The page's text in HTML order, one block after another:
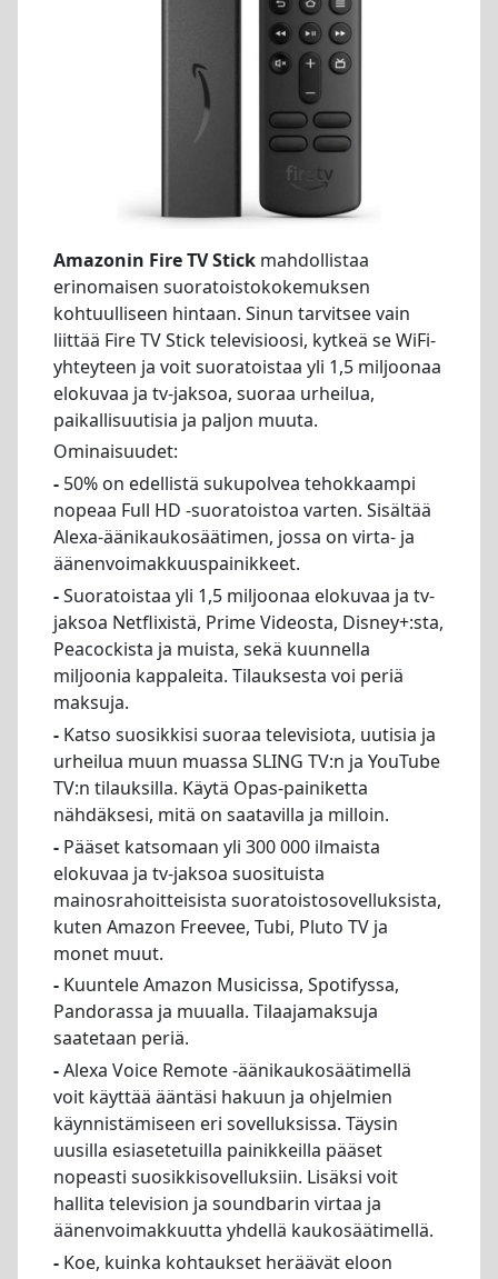
Amazonin Fire TV Stick mahdollistaa
erinomaisen suoratoistokokemuksen
kohtuulliseen hintaan. Sinun tarvitsee vain
liittää Fire TV Stick televisioosi, kytkeä se WiFi-
yhteyteen ja voit suoratoistaa yli 1,5 miljoonaa
elokuvaa ja tv-jaksoa, suoraa urheilua,
paikallisuutisia ja paljon muuta.
Ominaisuudet:
- 50% on edellistä sukupolvea tehokkaampi
nopeaa Full HD -suoratoistoa varten. Sisältää
Alexa-äänikaukosäätimen, jossa on virta- ja
äänenvoimakkuuspainikkeet.
-Suoratoistaa yli 1,5 miljoonaa elokuvaa ja tv-
jaksoa Netflixistä, Prime Videosta, Disney+:sta,
Peacockista ja muista, sekä kuunnella
miljoonia kappaleita. Tilauksesta voi periä
maksuja.
- Katso suosikkisi suoraa televisiota, uutisia ja
urheilua muun muassa SLING TV:n ja YouTube
TV:n tilauksilla. Käytä Opas-painiketta
nähdäksesi, mitä on saatavilla ja milloin.
- Pääset katsomaan yli 300 000 ilmaista
elokuvaa ja tv-jaksoa suosituista
mainosrahoitteisista suoratoistosovelluksista,
kuten Amazon Freevee, Tubi, Pluto TV ja
monet muut.
- Kuuntele Amazon Musicissa, Spotifyssa,
Pandorassa ja muualla. Tilaajamaksuja
saatetaan periä.
-Alexa Voice Remote -äänikaukosäätimellä
voit käyttää ääntäsi hakuun ja ohjelmien
käynnistämiseen eri sovelluksissa. Täysin
uusilla esiasetetuilla painikkeilla pääset
nopeasti suosikkisovelluksiin. Lisäksi voit
hallita television ja soundbarin virtaa ja
äänenvoimakkuutta yhdellä kaukosäätimellä.
- Koe, kuinka kohtaukset heräävät eloon